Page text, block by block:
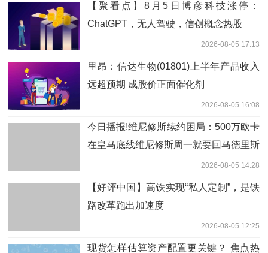
【聚看点】8月5日博彦科技涨停：
ChatGPT，无人驾驶，信创概念热股
2026-08-05 17:13
里昂：信达生物(01801)上半年产品收入
远超预期 成股价正面催化剂
2026-08-05 16:08
今日播报!维尼修斯续约困局：500万欧卡
在皇马底线维尼修斯周一就要回马德里斯
2026-08-05 14:28
【好评中国】高铁实现“私人定制”，是铁
路改革跑出加速度
2026-08-05 12:25
现货怎样估算资产配置更关键？ 焦点热